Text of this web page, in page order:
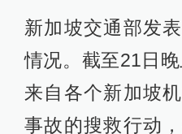
新加坡交通部发
情况。截至21日
来自各个新加坡
事故的搜救行动